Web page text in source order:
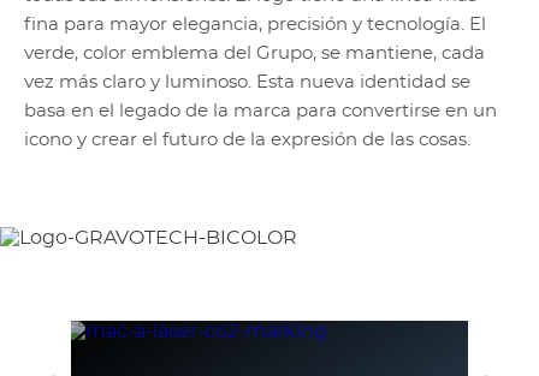
fina para mayor elegancia, precisión y tecnología. El
verde, color emblema del Grupo, se mantiene, cada
vez más claro y luminoso. Esta nueva identidad se
basa en el legado de la marca para convertirse en un
icono y crear el futuro de la expresión de las cosas.